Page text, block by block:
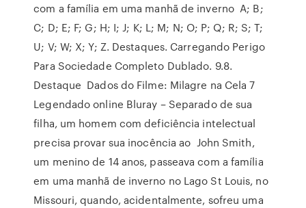
com a família em uma manhã de inverno A; B;
C; D; E; F; G; H; I; J; K; L; M; N; O; P; Q; R; S; T;
U; V; W; X; Y; Z. Destaques. Carregando Perigo
Para Sociedade Completo Dublado. 9.8.
Destaque Dados do Filme: Milagre na Cela 7
Legendado online Bluray – Separado de sua
filha, um homem com deficiência intelectual
precisa provar sua inocência ao John Smith,
um menino de 14 anos, passeava com a família
em uma manhã de inverno no Lago St Louis, no
Missouri, quando, acidentalmente, sofreu uma